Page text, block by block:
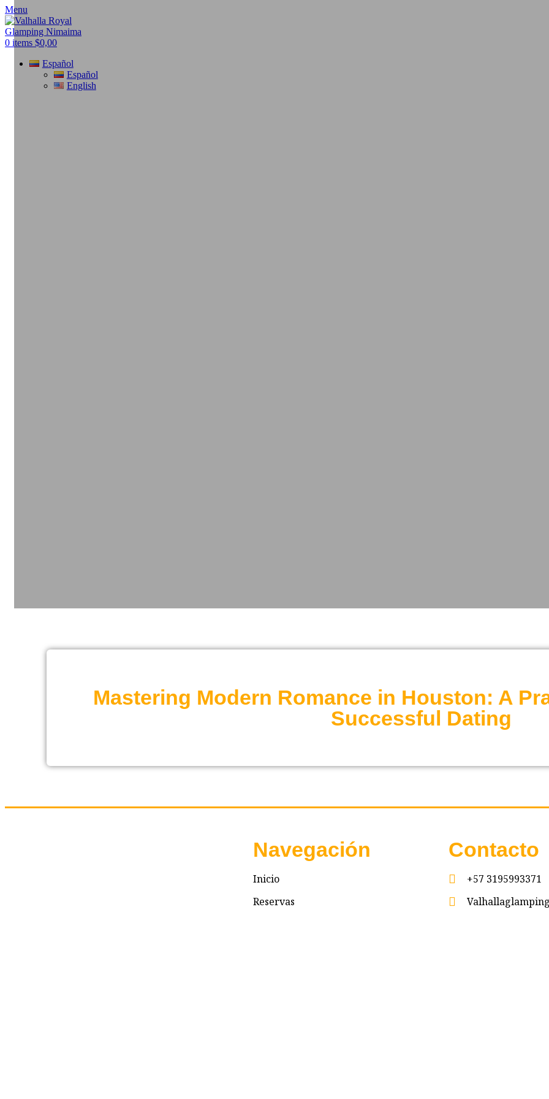
Menu
0 items $0,00
Español
Español
English
Mastering Modern Romance in Houston: A
Successful Dating
Navegación
Inicio
Reservas
Contacto
+57 3195993371